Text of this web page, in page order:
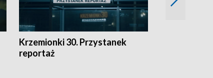
Krzemionki 30. Przystanek
reportaż